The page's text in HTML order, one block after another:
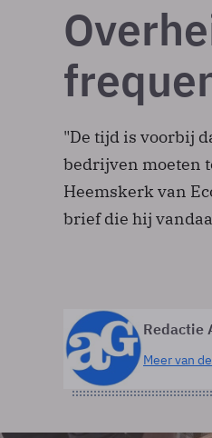
"De tijd is voorbij
bedrijven moeten
Heemskerk van
brief die hij
Redactie
Meer van